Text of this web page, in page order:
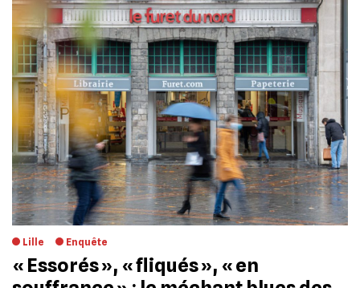
Lille Enquête
« Essorés », « fliqués », « en